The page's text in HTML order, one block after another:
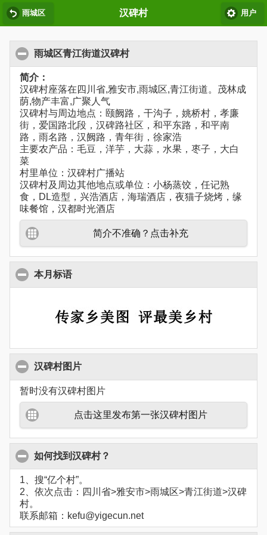
雨城区 汉碑村 用户
雨城区青江街道汉碑村
简介：
汉碑村座落在四川省,雅安市,雨城区,青江街道。茂林成
荫,物产丰富,广聚人气
汉碑村与周边地点：颐阙路，干沟子，姚桥村，孝廉
街，爱国路北段，汉碑路社区，和平东路，和平南
路，雨名路，汉阙路，青年街，徐家浩
主要农产品：毛豆，洋芋，大蒜，水果，枣子，大白
菜
村里单位：汉碑村广播站
汉碑村及周边其他地点或单位：小杨蒸饺，任记熟
食，DL造型，兴浩酒店，海瑞酒店，夜猫子烧烤，缘
味餐馆，汉都时光酒店
简介不准确？点击补充
本月标语
汉碑村图片
暂时没有汉碑村图片
点击这里发布第一张汉碑村图片
如何找到汉碑村？
1、搜“亿个村”。
2、依次点击：四川省>雅安市>雨城区>青江街道>汉碑
村。
联系邮箱：kefu@yigecun.net